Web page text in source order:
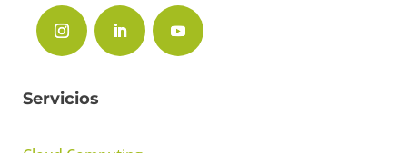
Servicios